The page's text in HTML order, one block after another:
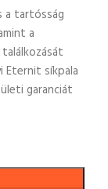
a tartósság
a
Eternit síkpala
garanciát